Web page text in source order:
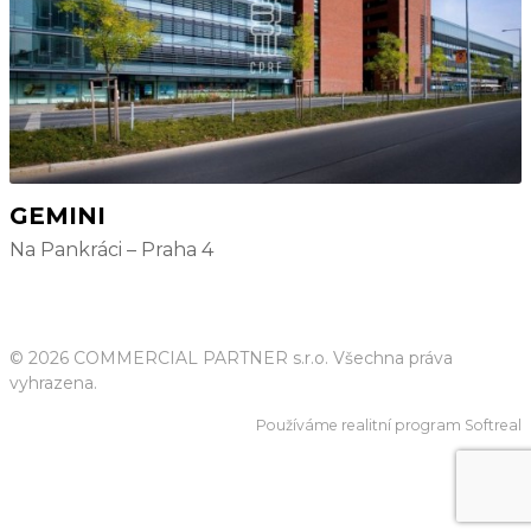
GEMINI
Na Pankráci – Praha 4
© 2026 COMMERCIAL PARTNER s.r.o. Všechna práva
vyhrazena.
Používáme realitní program Softreal